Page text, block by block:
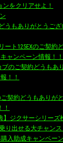
ンをクリアせよ！
うもありがとうご
ート125EXのご契約
ャンペーン情報！！
ブのご契約どうもあ
！！
契約どうもありが
！
】ジクサーシリー
り出せる大チャンス
購入助成キャンペー